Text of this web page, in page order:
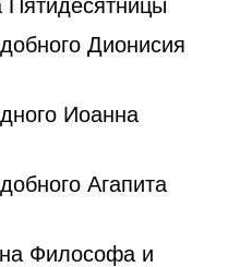
Пятидесятницы
Дионисия
Иоанна
Агапита
Философа и